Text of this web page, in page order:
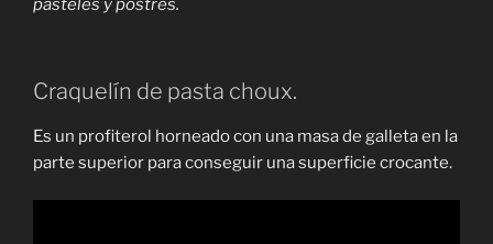
pasteles y postres.
Craquelín de pasta choux.
Es un profiterol horneado con una masa de galleta en la
parte superior para conseguir una superficie crocante.